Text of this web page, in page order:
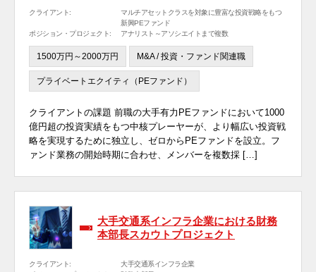
クライアント:
マルチアセットクラスを対象に豊富な投資戦略をもつ
新興PEファンド
ポジション・プロジェクト:
アナリスト～アソシエイトまで複数
1500万円～2000万円 M&A / 投資・ファンド関連職
プライベートエクイティ（PEファンド）
クライアントの課題 前職の大手有力PEファンドにおいて1000
億円超の投資実績をもつ中核プレーヤーが、より幅広い投資戦
略を実現するために独立し、ゼロからPEファンドを設立。フ
ァンド業務の開始時期に合わせ、メンバーを複数採 […]
大手交通系インフラ企業における財務
本部長スカウトプロジェクト
クライアント:
大手交通系インフラ企業